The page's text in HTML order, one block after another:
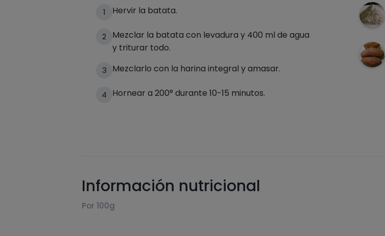
1 Hervir la batata.
2
Mezclar la batata con levadura y 400 ml de agua
y triturar todo.
3 Mezclarlo con la harina integral y amasar.
4 Hornear a 200° durante 10-15 minutos.
Información nutricional
Por 100g